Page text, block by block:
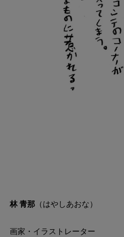
林 青那 （はやしあおな）
画家・イラストレーター